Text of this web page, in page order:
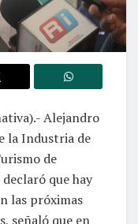
Alejandro
la Industria de
de
que hay
las próximas
señaló que en